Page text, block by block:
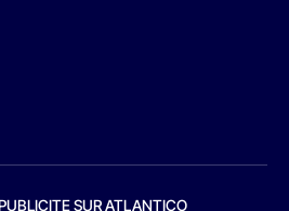
SUR ATLANTICO